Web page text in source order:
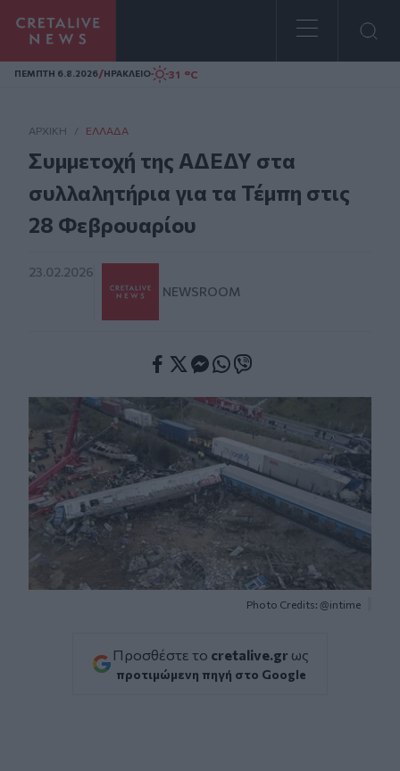
Homepage
ΠΕΜΠΤΗ 6.8.2026/ΗΡΑΚΛΕΙΟ 31 °C
ΑΡΧΙΚΗ / ΕΛΛΆΔΑ
Συμμετοχή της ΑΔΕΔΥ στα
συλλαλητήρια για τα Τέμπη στις
28 Φεβρουαρίου
23.02.2026
NEWSROOM
Photo Credits: @intime
Προσθέστε το cretalive.gr ως
προτιμώμενη πηγή στο Google